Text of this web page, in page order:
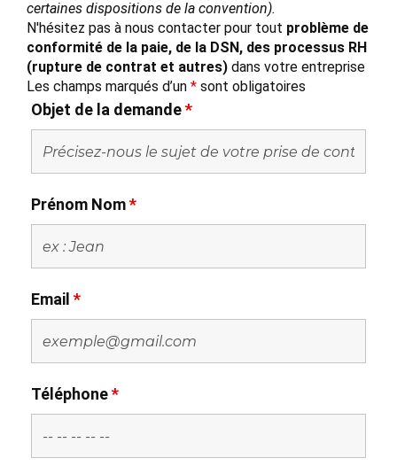
certaines dispositions de la convention).
N'hésitez pas à nous contacter pour tout problème de
conformité de la paie, de la DSN, des processus RH
(rupture de contrat et autres) dans votre entreprise
Les champs marqués d’un * sont obligatoires
Objet de la demande*
Prénom Nom*
Email *
Téléphone*